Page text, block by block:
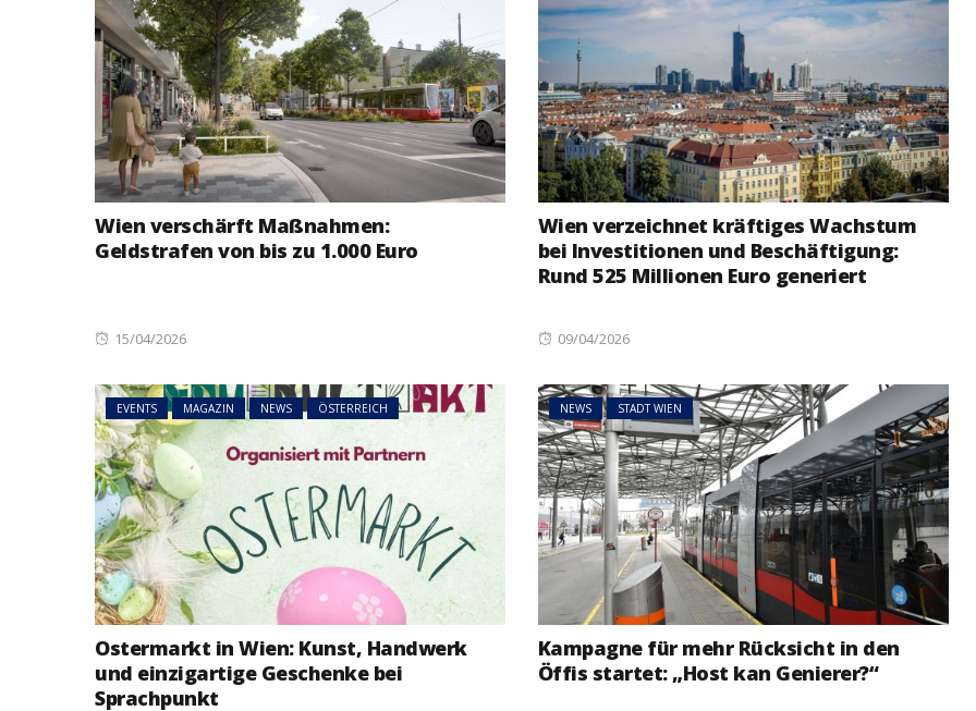
Wien verschärft Maßnahmen:
Geldstrafen von bis zu 1.000 Euro
Posted
15/04/2026
Wien verzeichnet kräftiges Wachstum
bei Investitionen und Beschäftigung:
Rund 525 Millionen Euro generiert
Posted
09/04/2026
EVENTS MAGAZIN NEWS ÖSTERREICH
Ostermarkt in Wien: Kunst, Handwerk
und einzigartige Geschenke bei
Sprachpunkt
NEWS STADT WIEN
Kampagne für mehr Rücksicht in den
Öffis startet: „Host kan Genierer?“